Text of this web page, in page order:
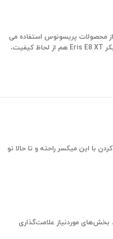
محصولات پریسونوس استفاده می
کنم. میکسر StudioLive 64S و اسپیکر Eris E8 XT هم از لحاظ کیفیت،
با این میکسر راحته و تا حالا تو
بخش‌های موردنیاز علامت‌گذاری